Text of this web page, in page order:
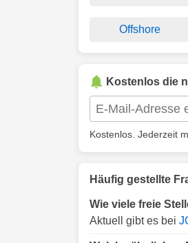
Offshore
Kostenlos die
Kostenlos. Jederzeit
Häufig gestellte
Wie viele freie
Aktuell gibt es bei